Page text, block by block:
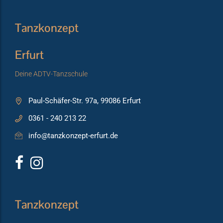
Tanzkonzept
Erfurt
Deine ADTV-Tanzschule
Paul-Schäfer-Str. 97a, 99086 Erfurt
0361 - 240 213 22
info@tanzkonzept-erfurt.de
Tanzkonzept